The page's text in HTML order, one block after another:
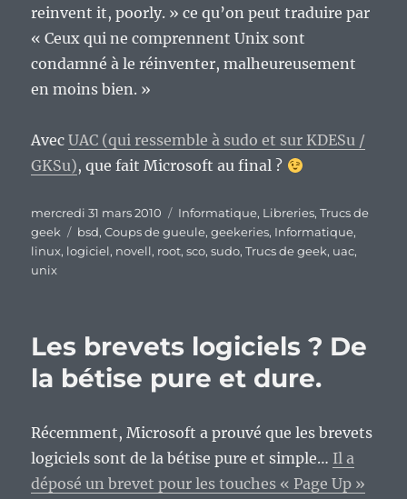
reinvent it, poorly. » ce qu’on peut traduire par
« Ceux qui ne comprennent Unix sont
condamné à le réinventer,malheureusement
en moins bien. »
AvecUAC (qui ressemble à sudo et sur KDESu /
GKSu), que fait Microsoft au final ?
Publié
le
mercredi 31 mars 2010 Catégories
Informatique, Libreries,Trucs de
geek
Étiquettes
bsd,Coups de gueule,geekeries, Informatique,
linux, logiciel, novell, root,sco,sudo,Trucs de geek, uac,
unix
Les brevets logiciels ? De
la bétise pure et dure.
Récemment, Microsoft a prouvé que les brevets
logiciels sont de la bétise pure et simple… Il a
déposé un brevet pour les touches « Page Up »